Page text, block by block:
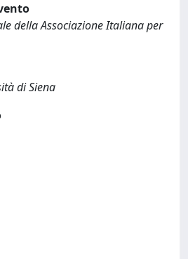
della Associazione Italiana per
di Siena